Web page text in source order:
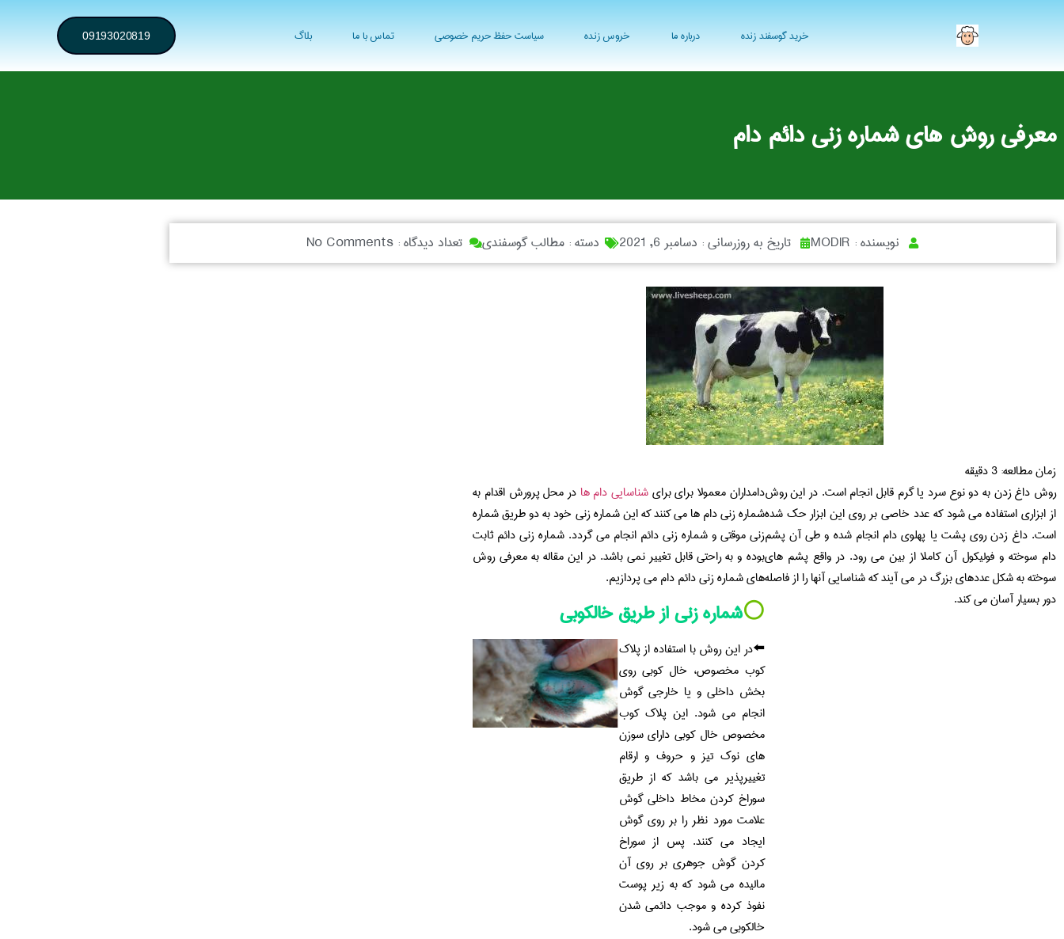
خرید گوسفند زنده درباره ما خروس زنده سیاست حفظ حریم خصوصی تماس با ما بلاگ 09193020819
معرفی روش های شماره زنی دائم دام
نویسنده : تاریخ به روزرسانی : دسامبر 6, 2021 دسته : مطالب گوسفندی تعداد دیدگاه : No Comments
زمان مطالعه:3دقیقه
روش داغ زدن به دو نوع سرد یا گرم قابل انجام است. در این روش
از ابزاری استفاده می شود که عدد خاصی بر روی این ابزار حک شده
است. داغ زدن روی پشت یا پهلوی دام انجام شده و طی آن پشم
دام سوخته و فولیکول آن کاملا از بین می رود. در واقع پشم های
سوخته به شکل عددهای بزرگ در می آیند که شناسایی آنها را از فاصله
دور بسیار آسان می کند.
دامداران معمولا برای برایشناسایی دام هادر محل پرورش اقدام به
شماره زنی دام ها می کنند که این شماره زنی خود به دو طریق شماره
زنی موقتی و شماره زنی دائم انجام می گردد. شماره زنی دائم ثابت
بوده و به راحتی قابل تغییر نمی باشد. در این مقاله به معرفی روش
های شماره زنی دائم دام می پردازیم.
⚪️شماره زنی از طریق خالکوبی
⬅️در این روش با استفاده از پلاك
كوب مخصوص، خال کوبی روی
بخش داخلی و یا خارجی گوش
انجام می شود. این پلاك كوب
مخصوص خال کوبی دارای سوزن
های نوک تیز و حروف و ارقام
تغییرپذیر می باشد که از طریق
سوراخ کردن مخاط داخلی گوش
علامت مورد نظر را بر روی گوش
ایجاد می کنند. پس از سوراخ
کردن گوش جوهری بر روی آن
مالیده می شود که به زیر پوست
نفوذ کرده و موجب دائمی شدن
خالکوبی می شود.